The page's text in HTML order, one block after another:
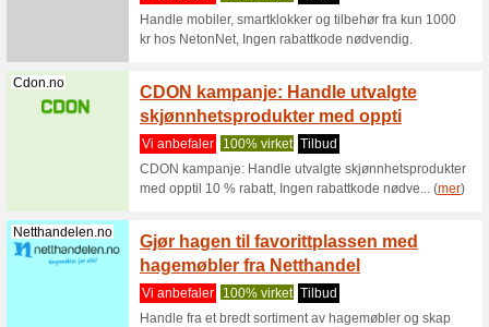
Bemz.com
før du
Vi
Bemz
Nyt